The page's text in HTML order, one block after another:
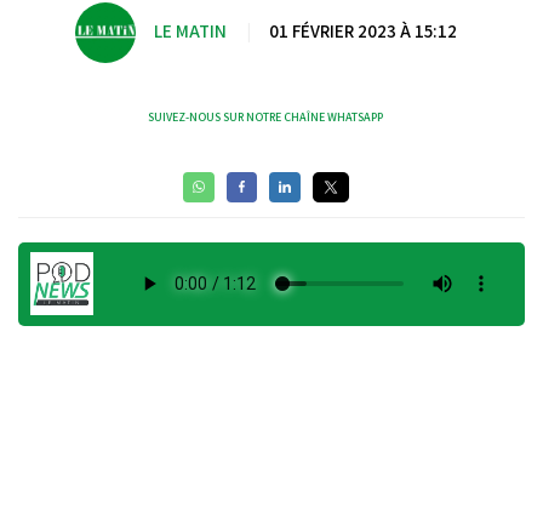
LE MATIN 01 FÉVRIER 2023 À 15:12
SUIVEZ-NOUS SUR NOTRE CHAÎNE WHATSAPP